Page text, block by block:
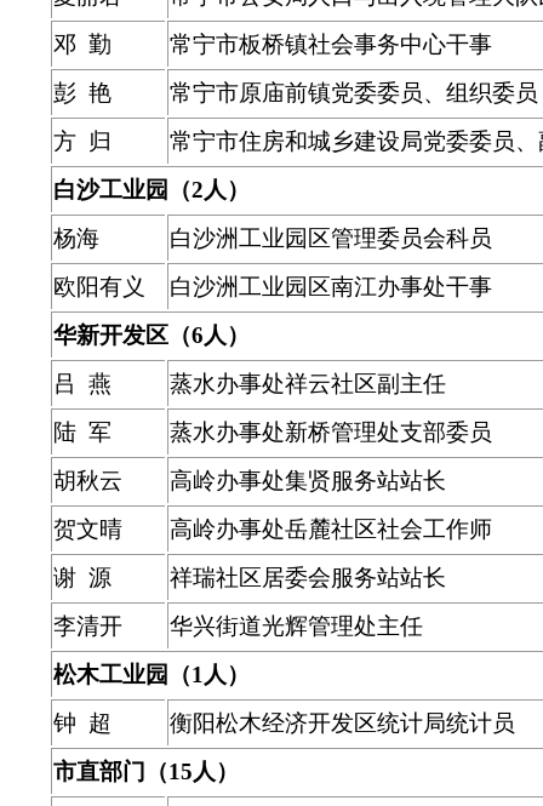
邓 勤
常宁市板桥镇社会事务中心干事
彭 艳
常宁市原庙前镇党委委员、组织委员
方 归
常宁市住房和城乡建设局党委委员
白沙工业园（2人）
杨海
白沙洲工业园区管理委员会科员
欧阳有义
白沙洲工业园区南江办事处干事
华新开发区（6人）
吕 燕
蒸水办事处祥云社区副主任
陆 军
蒸水办事处新桥管理处支部委员
胡秋云
高岭办事处集贤服务站站长
贺文晴
高岭办事处岳麓社区社会工作师
谢 源
祥瑞社区居委会服务站站长
李清开
华兴街道光辉管理处主任
松木工业园（1人）
钟 超
衡阳松木经济开发区统计局统计员
市直部门（15人）